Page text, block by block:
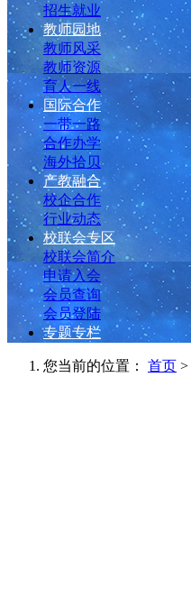
招生就业
教师园地
教师风采
教师资源
育人一线
国际合作
一带一路
合作办学
海外拾贝
产教融合
校企合作
行业动态
校联会专区
校联会简介
申请入会
会员查询
会员登陆
专题专栏
您当前的位置： 首页 >